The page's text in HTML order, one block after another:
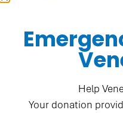
Help
Your donation